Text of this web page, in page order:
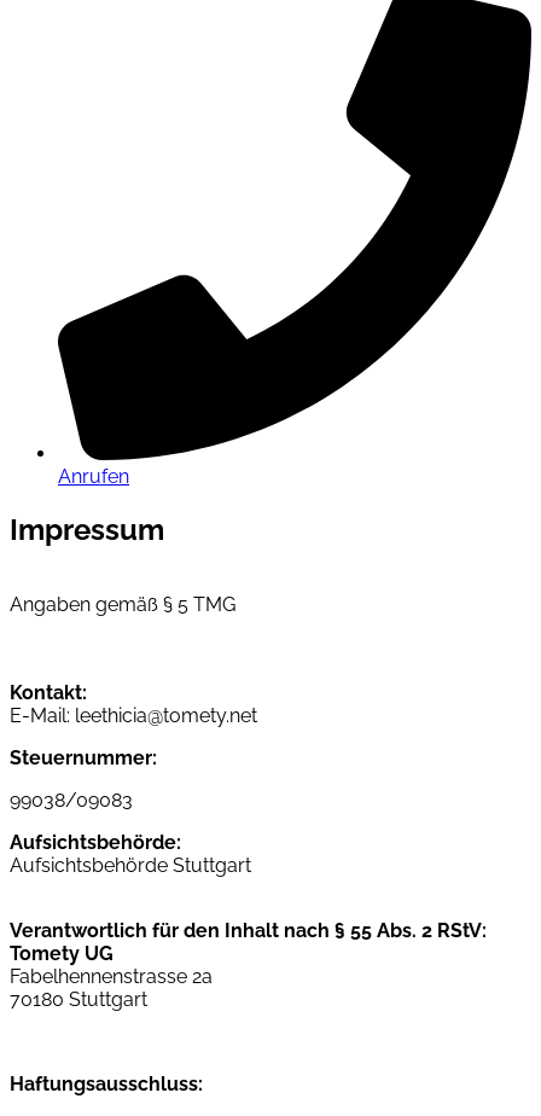
Anrufen
Impressum
Angaben gemäß § 5 TMG
Kontakt:
E-Mail: leethicia@tomety.net
Steuernummer​:
99038/09083
Aufsichtsbehörde:
Aufsichtsbehörde Stuttgart
Verantwortlich für den Inhalt nach § 55 Abs. 2 RStV:
Tomety UG
Fabelhennenstrasse 2a
70180 Stuttgart
Haftungsausschluss: